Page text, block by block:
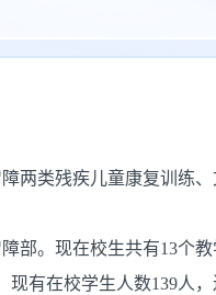
两类残疾儿童康复训练
部。现在校生共有13个
有在校学生人数139人，